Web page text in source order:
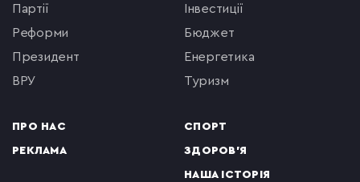
партії
реформи
президент
ВРУ
ПРО НАС
РЕКЛАМА
інвестиції
бюджет
енергетика
туризм
СПОРТ
ЗДОРОВ'Я
НАША ІСТОРІЯ